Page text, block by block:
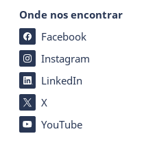
Onde nos encontrar
Facebook
Instagram
LinkedIn
X
YouTube